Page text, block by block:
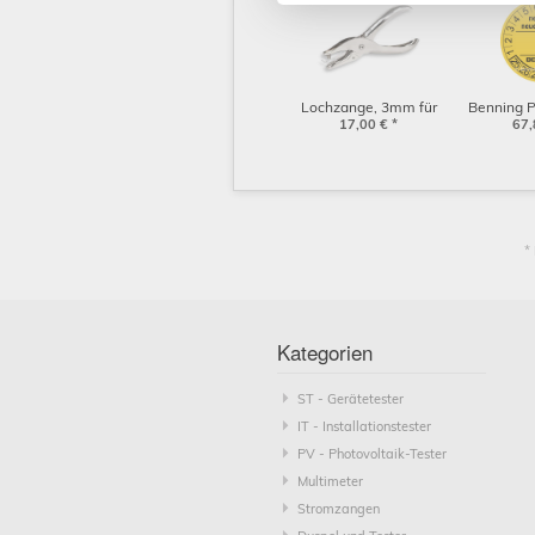
Lochzange, 3mm für
Benning-
17,00 € *
Benning
*
Kategorien
ST - Gerätetester
IT - Installationstester
PV - Photovoltaik-Tester
Multimeter
Stromzangen